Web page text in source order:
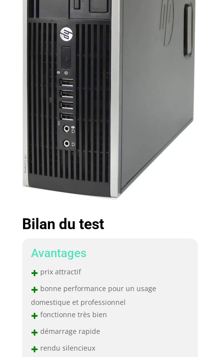
Bilan du test
Avantages
+ prix attractif
+ bonne performance pour un usage
domestique et professionnel
+ fonctionne très bien
+ démarrage rapide
+ rendu silencieux